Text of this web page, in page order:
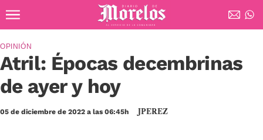
Diario de Morelos
Atril: Épocas decembrinas
de ayer y hoy
OPINIÓN
JPEREZ
05 de diciembre de 2022 a las 06:45h